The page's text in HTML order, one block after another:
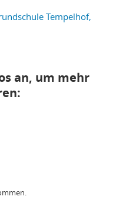
Tempelhof,
an, um mehr